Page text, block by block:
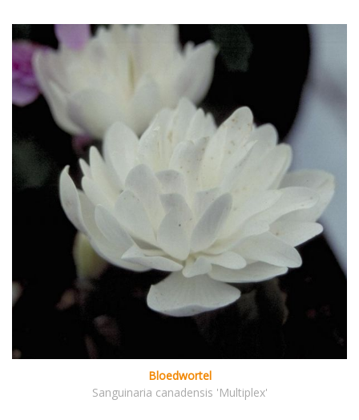
Bloedwortel
Sanguinaria canadensis 'Multiplex'